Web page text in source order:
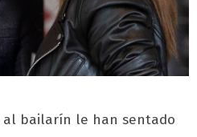
al bailarín le han sentado